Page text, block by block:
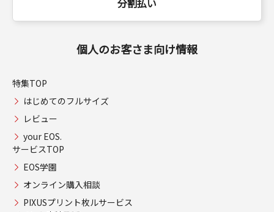
個人のお客さま向け情報
特集TOP
はじめてのフルサイズ
レビュー
your EOS.
サービスTOP
EOS学園
オンライン購入相談
PIXUSプリント枚ルサービス